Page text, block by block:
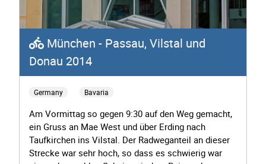
München - Passau, Vilstal und
Donau 2014
Germany Bavaria
Am Vormittag so gegen 9:30 auf den Weg gemacht,
ein Gruss an Mae West und über Erding nach
Taufkirchen ins Vilstal. Der Radweganteil an dieser
Strecke war sehr hoch, so dass es schwierig war